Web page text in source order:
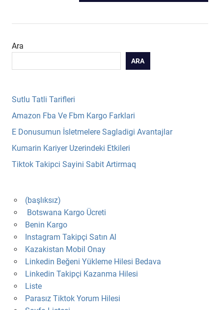
POST:
Ara
ARA
Sutlu Tatli Tarifleri
Amazon Fba Ve Fbm Kargo Farklari
E Donusumun İsletmelere Sagladigi Avantajlar
Kumarin Kariyer Uzerindeki Etkileri
Tiktok Takipci Sayini Sabit Artirmaq
(başlıksız)
Botswana Kargo Ücreti
Benin Kargo
Instagram Takipçi Satın Al
Kazakistan Mobil Onay
Linkedin Beğeni Yükleme Hilesi Bedava
Linkedin Takipçi Kazanma Hilesi
Liste
Parasız Tiktok Yorum Hilesi